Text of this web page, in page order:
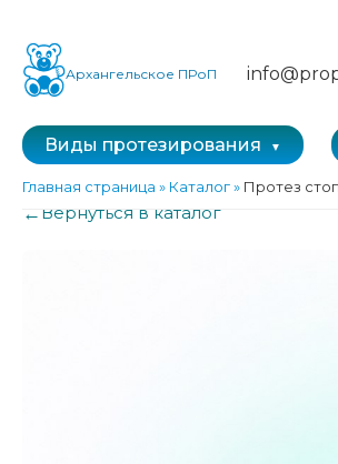
Архангельское ПРоП
Виды протезирования
Главная страница » Каталог» Протез
← Вернуться в каталог